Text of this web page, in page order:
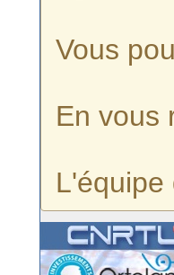
Vous
En vous
L'équipe